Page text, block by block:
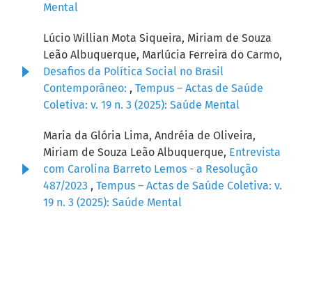
Mental
Lúcio Willian Mota Siqueira, Miriam de Souza
Leão Albuquerque, Marlúcia Ferreira do Carmo,
Desafios da Política Social no Brasil
Contemporâneo: , Tempus – Actas de Saúde
Coletiva: v. 19 n. 3 (2025): Saúde Mental
Maria da Glória Lima, Andréia de Oliveira,
Miriam de Souza Leão Albuquerque, Entrevista
com Carolina Barreto Lemos - a Resolução
487/2023 , Tempus – Actas de Saúde Coletiva: v.
19 n. 3 (2025): Saúde Mental